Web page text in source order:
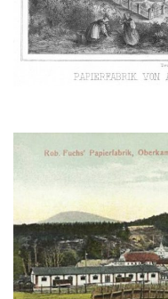
Spořitelna v Semilech
Dům čp. 2 v Semilech
Pojizerské galerie)
Fara u kostela
Fuchsova vila v
Robert Fuchs,
Bývalá továrna